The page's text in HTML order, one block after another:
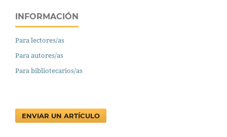
INFORMACIÓN
Para lectores/as
Para autores/as
Para bibliotecarios/as
ENVIAR UN ARTÍCULO